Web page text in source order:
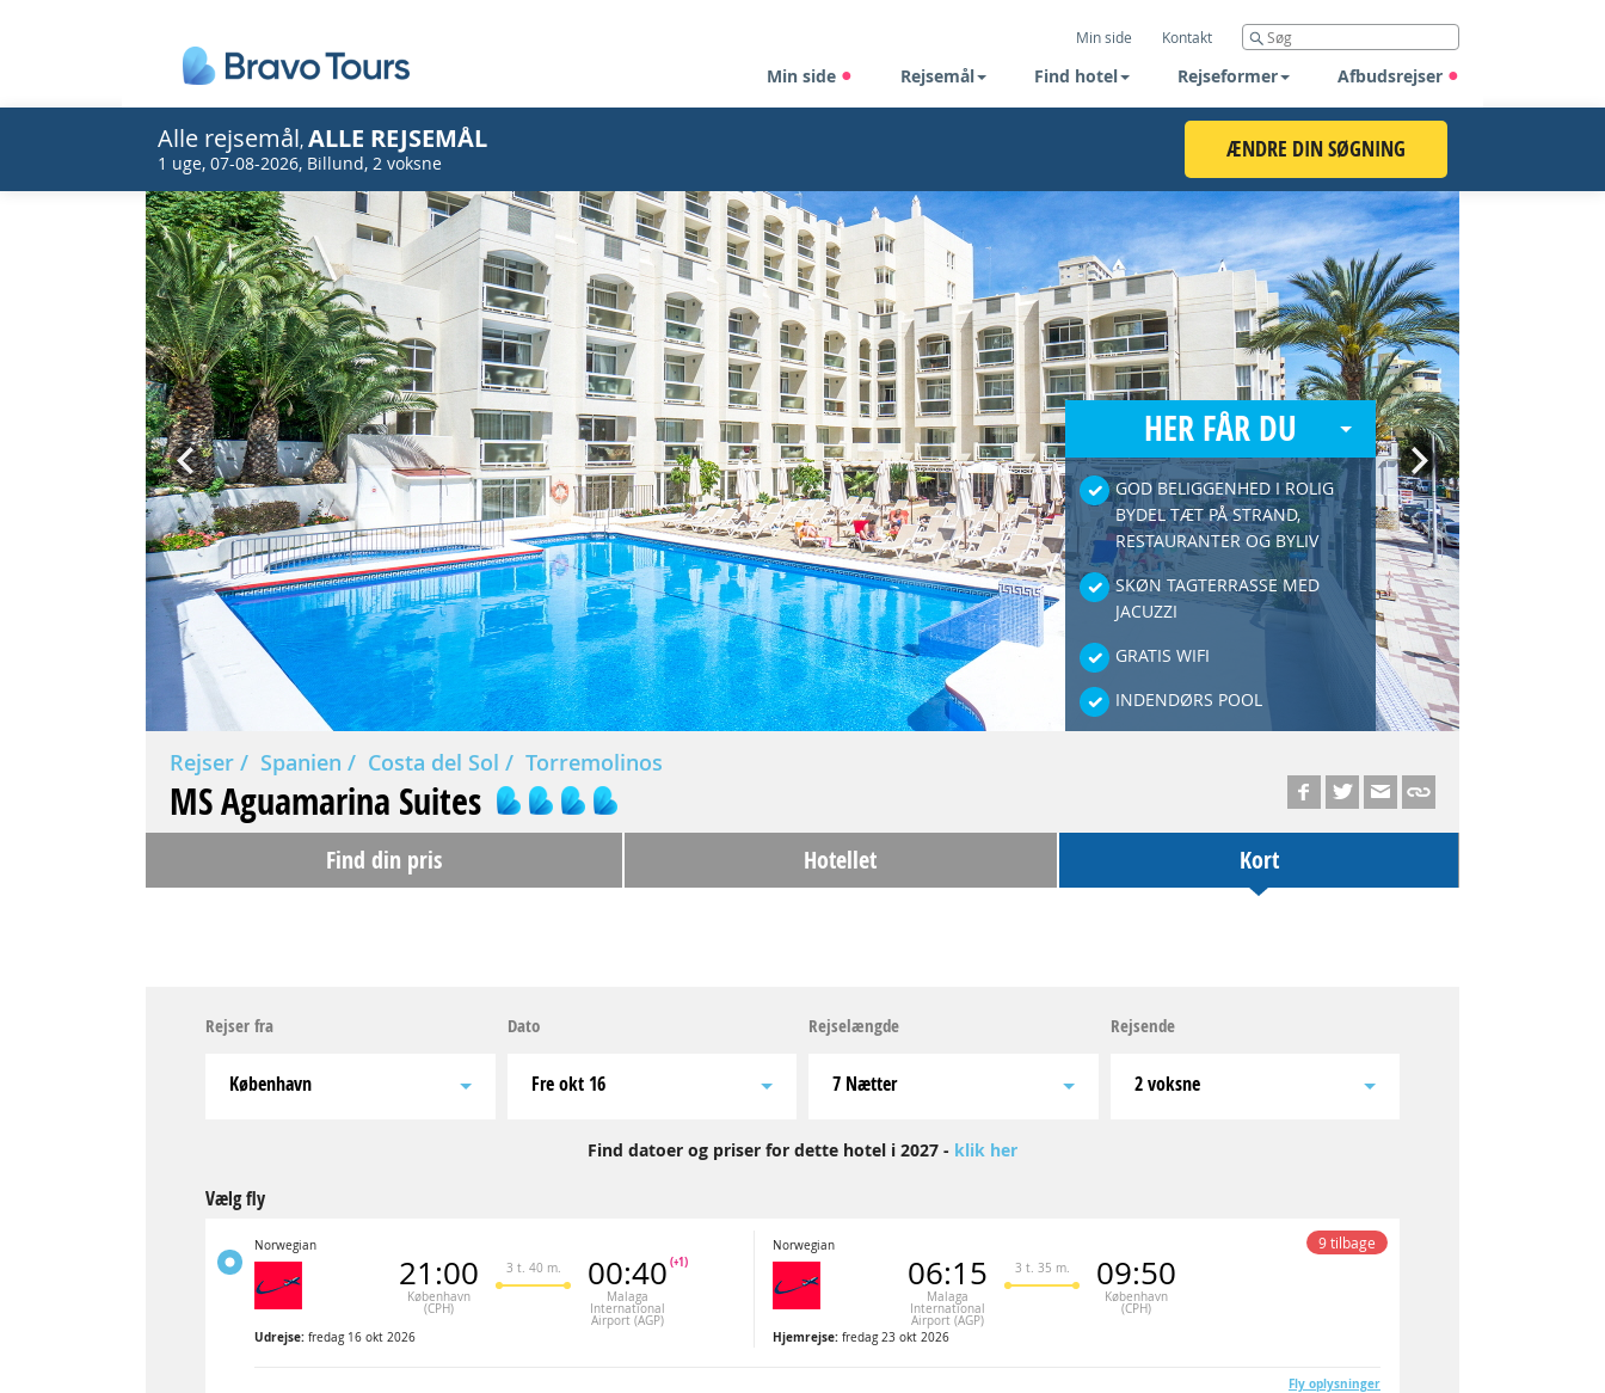
Min side Kontakt
Min side Rejsemål Find hotel Rejseformer Afbudsrejser
Alle rejsemål, ALLE REJSEMÅL
1 uge, 07-08-2026, Billund, 2 voksne ÆNDRE DIN SØGNING
HER FÅR DU
GOD BELIGGENHED I ROLIG
BYDEL TÆT PÅ STRAND,
RESTAURANTER OG BYLIV
SKØN TAGTERRASSE MED
JACUZZI
GRATIS WIFI
INDENDØRS POOL
Prev Next
Rejser Spanien Costa del Sol Torremolinos
MS Aguamarina Suites
Find din pris Hotellet Kort
Rejser fra
København
Dato
fre okt 16
Rejselængde
7 Nætter
Rejsende
2 voksne
Find datoer og priser for dette hotel i 2027 - klik her
Vælg fly
Norwegian
21:00
København
(CPH)
3 t. 40 m. 00:40
Malaga
International
Airport (AGP)
(+1)
Udrejse: fredag 16 okt 2026
Norwegian
06:15
Malaga
International
Airport (AGP)
3 t. 35 m. 09:50
København
(CPH)
Hjemrejse: fredag 23 okt 2026
9 tilbage
Fly oplysninger